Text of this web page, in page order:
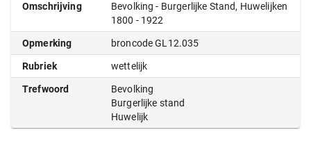
Omschrijving
Bevolking - Burgerlijke Stand, Huwelijken
1800 - 1922
Opmerking broncode GL12.035
Rubriek wettelijk
Trefwoord
Bevolking
Burgerlijke stand
Huwelijk